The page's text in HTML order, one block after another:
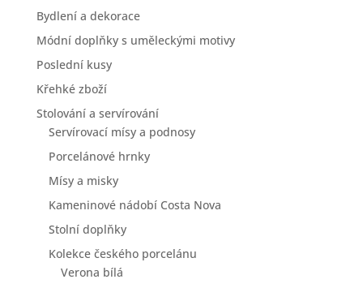
Bydlení a dekorace
Módní doplňky s uměleckými motivy
Poslední kusy
Křehké zboží
Stolování a servírování
Servírovací mísy a podnosy
Porcelánové hrnky
Mísy a misky
Kameninové nádobí Costa Nova
Stolní doplňky
Kolekce českého porcelánu
Verona bílá